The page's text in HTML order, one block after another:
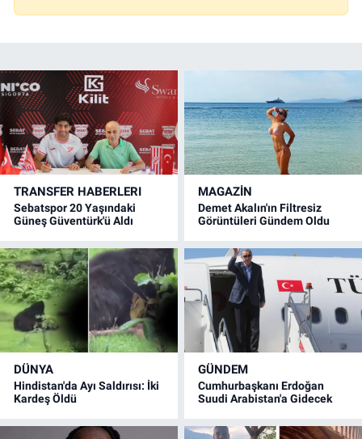
TRANSFER HABERLERI
Sebatspor 20 Yaşındaki
Güneş Güventürk'ü Aldı
MAGAZİN
Demet Akalın'ın Filtresiz
Görüntüleri Gündem Oldu
DÜNYA
Hindistan'da Ayı Saldırısı: İki
Kardeş Öldü
GÜNDEM
Cumhurbaşkanı Erdoğan
Suudi Arabistan'a Gidecek